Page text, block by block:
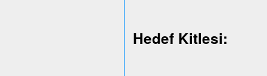
Hedef Kitlesi: